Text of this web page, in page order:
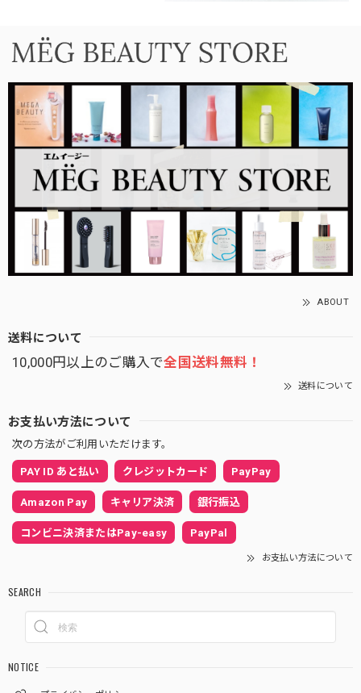
ABOUT
送料について
10,000円以上のご購入で全国送料無料！
送料について
お支払い方法について
次の方法がご利用いただけます。
PAY ID あと払い クレジットカード PayPay
Amazon Pay キャリア決済 銀行振込
コンビニ決済またはPay-easy PayPal
お支払い方法について
SEARCH
NOTICE